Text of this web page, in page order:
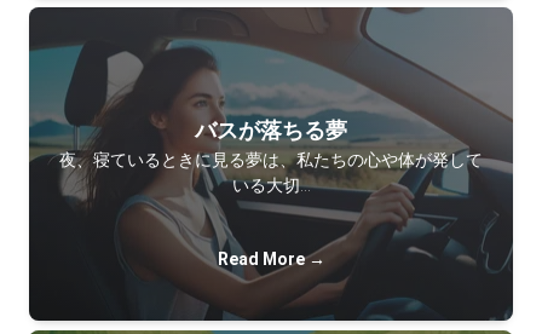
バスが落ちる夢
夜、寝ているときに見る夢は、私たちの心や体が発して
いる大切…
Read More →